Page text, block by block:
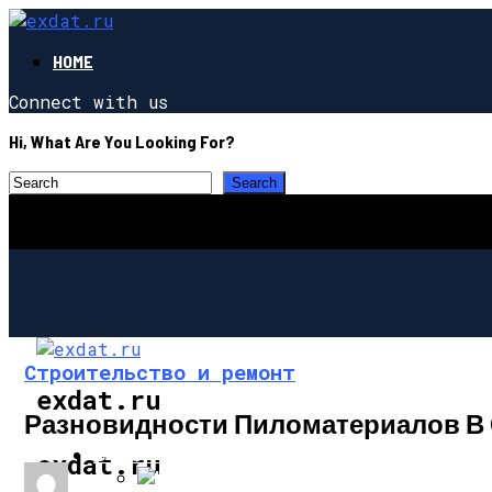
HOME
Connect with us
Hi, What Are You Looking For?
exdat.ru
exdat.ruСТРОИТЕЛЬСТВО И РЕМОНТ
Строительство и ремонт
Разновидности Пиломатериалов В